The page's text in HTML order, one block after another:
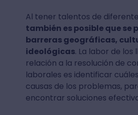
Al tener talentos de
también es posible que se
barreras geográficas,
ideológicas. La labor de los
relación a la resolución de
laborales es identificar
causas de los problemas,
encontrar soluciones